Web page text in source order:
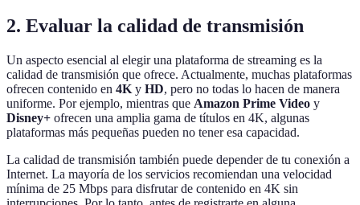
2. Evaluar la calidad de transmisión
Un aspecto esencial al elegir una plataforma de streaming es la
calidad de transmisión que ofrece. Actualmente, muchas plataformas
ofrecen contenido en 4K y HD, pero no todas lo hacen de manera
uniforme. Por ejemplo, mientras que Amazon Prime Video y
Disney+ ofrecen una amplia gama de títulos en 4K, algunas
plataformas más pequeñas pueden no tener esa capacidad.
La calidad de transmisión también puede depender de tu conexión a
Internet. La mayoría de los servicios recomiendan una velocidad
mínima de 25 Mbps para disfrutar de contenido en 4K sin